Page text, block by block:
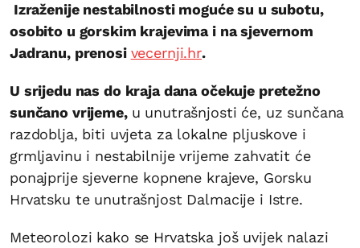
Izraženije nestabilnosti moguće su u subotu,
osobito u gorskim krajevima i na sjevernom
Jadranu, prenosi vecernji.hr.
U srijedu nas do kraja dana očekuje pretežno
sunčano vrijeme, u unutrašnjosti će, uz sunčana
razdoblja, biti uvjeta za lokalne pljuskove i
grmljavinu i nestabilnije vrijeme zahvatit će
ponajprije sjeverne kopnene krajeve, Gorsku
Hrvatsku te unutrašnjost Dalmacije i Istre.
Meteorolozi kako se Hrvatska još uvijek nalazi